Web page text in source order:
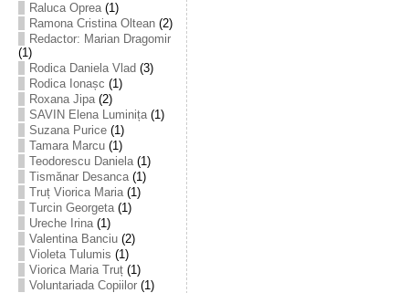
Raluca Oprea(1)
Ramona Cristina Oltean(2)
Redactor: Marian Dragomir
(1)
Rodica Daniela Vlad (3)
Rodica Ionașc (1)
Roxana Jipa(2)
SAVIN Elena Luminița(1)
Suzana Purice(1)
Tamara Marcu(1)
Teodorescu Daniela(1)
Tismănar Desanca(1)
Truț Viorica Maria(1)
Turcin Georgeta(1)
Ureche Irina(1)
Valentina Banciu(2)
Violeta Tulumis (1)
Viorica Maria Truț(1)
Voluntariada Copiilor(1)